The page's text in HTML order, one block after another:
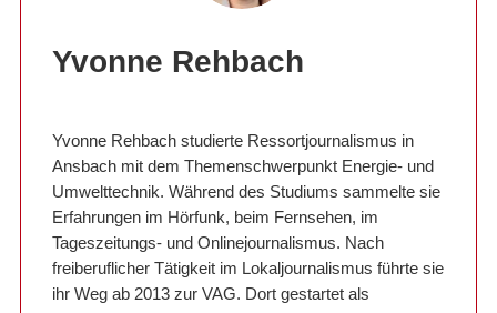
Yvonne Rehbach
Yvonne Rehbach studierte Ressortjournalismus in
Ansbach mit dem Themenschwerpunkt Energie- und
Umwelttechnik. Während des Studiums sammelte sie
Erfahrungen im Hörfunk, beim Fernsehen, im
Tageszeitungs- und Onlinejournalismus. Nach
freiberuflicher Tätigkeit im Lokaljournalismus führte sie
ihr Weg ab 2013 zur VAG. Dort gestartet als